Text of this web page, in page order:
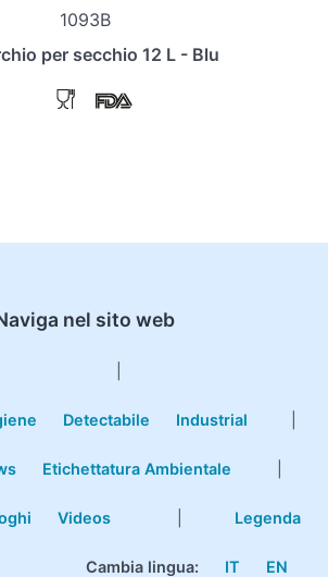
1093B
per secchio 12 L - Blu
nel sito web
Detectabile Industrial
Etichettatura Ambientale
Videos Legenda
Cambia lingua: IT EN